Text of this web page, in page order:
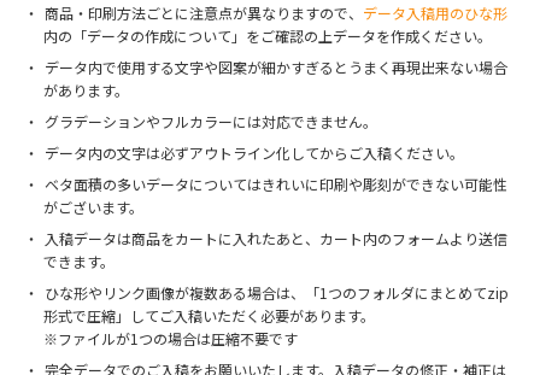
商品・印刷方法ごとに注意点が異なりますので、 データ入稿用のひな形
内の「データの作成について」をご確認の上データを作成ください。
データ内で使用する文字や図案が細かすぎるとうまく再現出来ない場合
があります。
グラデーションやフルカラーには対応できません。
データ内の文字は必ずアウトライン化してからご入稿ください。
ベタ面積の多いデータについてはきれいに印刷や彫刻ができない可能性
がございます。
入稿データは商品をカートに入れたあと、カート内のフォームより送信
できます。
ひな形やリンク画像が複数ある場合は、「1つのフォルダにまとめてzip
形式で圧縮」してご入稿いただく必要があります。
※ファイルが1つの場合は圧縮不要です
完全データでのご入稿をお願いいたします。入稿データの修正・補正は